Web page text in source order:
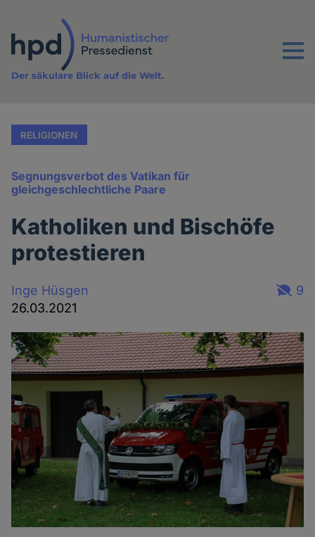
Inhalt
Menu
Der säkulare Blick auf die Welt.
RELIGIONEN
Segnungsverbot des Vatikan für
gleichgeschlechtliche Paare
Katholiken und Bischöfe
protestieren
Inge Hüsgen
26.03.2021
9